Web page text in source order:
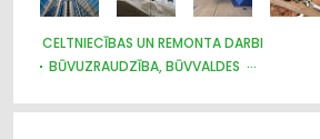
CELTNIECĪBAS UN REMONTA DARBI
BŪVUZRAUDZĪBA, BŪVVALDES
BIZNESA KONSULTĀCIJAS, PAKALPOJUMI